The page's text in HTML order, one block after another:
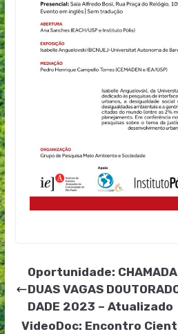
Oportunidade: CHAMADA
DUAS VAGAS
DADE 2023 – Atualizado
VideoDoc: Encontro